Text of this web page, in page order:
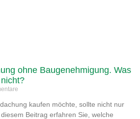
ohne Baugenehmigung. Was
kaufen möchte, sollte nicht nur
Beitrag erfahren Sie, welche